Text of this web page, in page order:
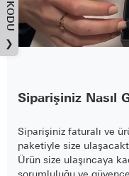
Siparişiniz Nasıl
Siparişiniz faturalı ve
paketiyle size
Ürün size ulaşıncaya
❯